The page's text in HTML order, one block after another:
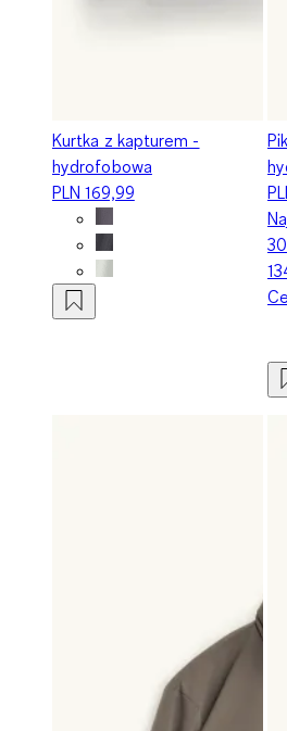
Kurtka z kapturem -
hydrofobowa
PLN 169,99